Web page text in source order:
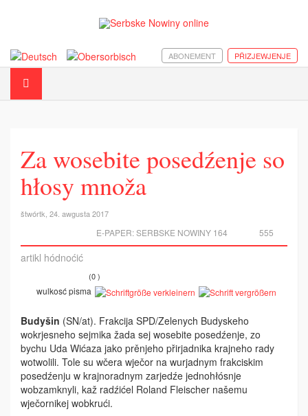
PŘIZJEWJENJE
ABONEMENT
Za wosebite posedźenje so
hłosy množa
štwórtk, 24. awgusta 2017
555
E-PAPER:SERBSKE NOWINY 164
artikl hódnoćić
(0 )
wulkosć pisma
Budyšin (SN/at). Frakcija SPD/Zelenych Budyskeho
wokrjesneho sejmika žada sej wosebite posedźenje, zo
bychu Uda Wićaza jako prěnjeho přirjadnika krajneho rady
wotwolili. Tole su wčera wječor na wurjadnym frakciskim
posedźenju w krajnoradnym zarjedźe jednohłósnje
wobzamknyli, kaž radźićel Roland Fleischer našemu
wječornikej wobkrući.